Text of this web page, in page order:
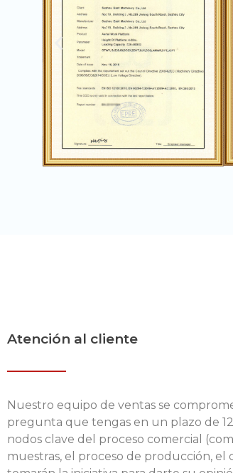
Atención al cliente
Nuestro equipo de ventas se
pregunta que tengas en un plazo de
nodos clave del proceso comercial
muestras, el proceso de producción, el